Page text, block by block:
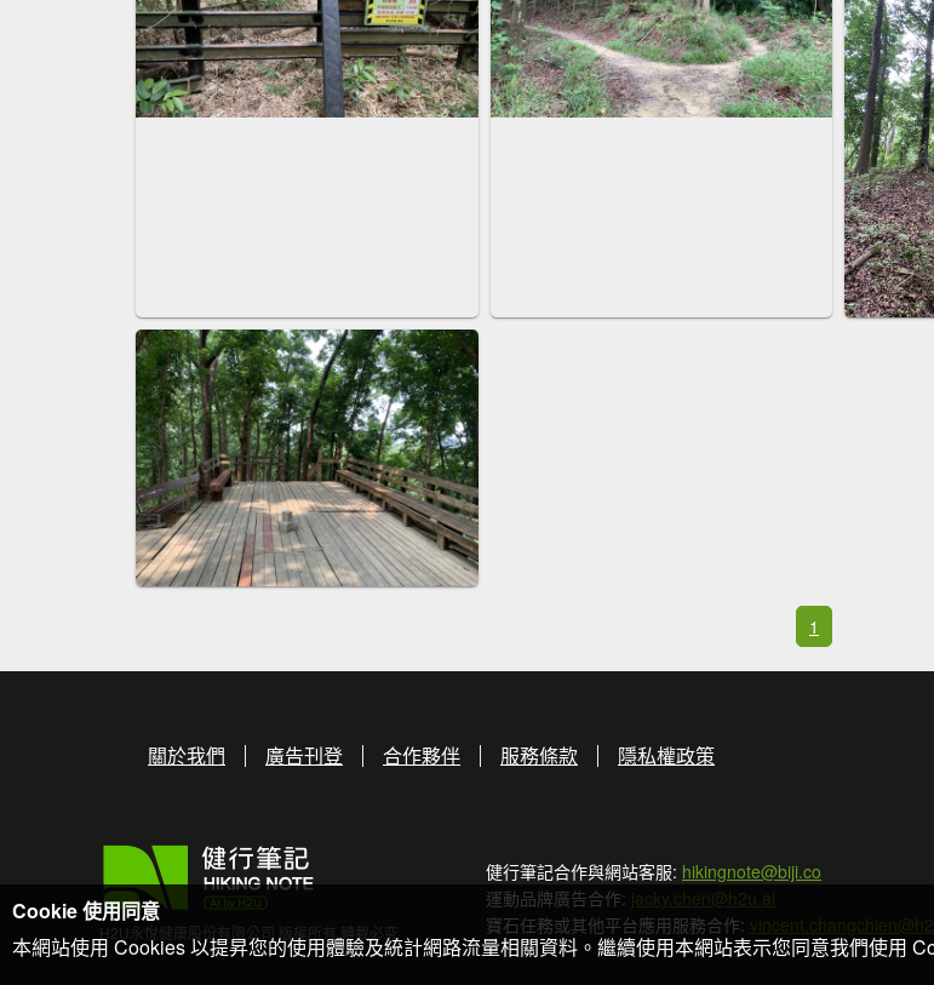
1
關於我們 廣告刊登 合作夥伴 服務條款 隱私權政策
H2U永悅健康股份有限公司 版權所有 轉載必究
健行筆記合作與網站客服: hikingnote@biji.co
運動品牌廣告合作: jacky.chen@h2u.ai
寶石任務或其他平台應用服務合作:
Cookie 使用同意
本網站使用 Cookies 以提昇您的使用體驗及統計網路流量相關資料。繼續使用本網站表示您同意我們使用